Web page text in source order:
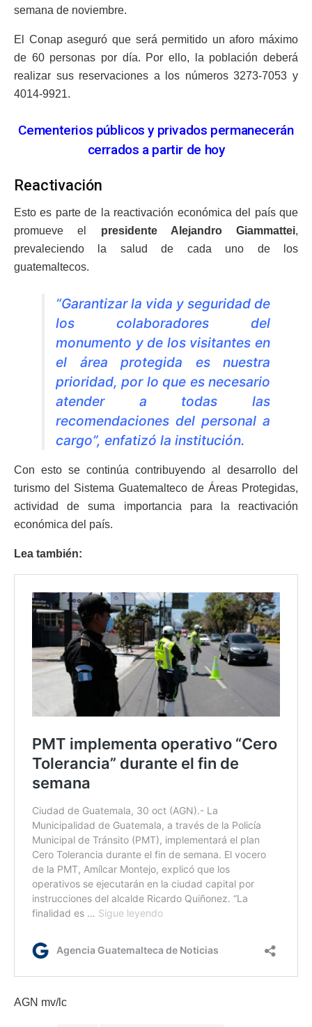
semana de noviembre.
El Conap aseguró que será permitido un aforo máximo
de 60 personas por día. Por ello, la población deberá
realizar sus reservaciones a los números 3273-7053 y
4014-9921.
Cementerios públicos y privados permanecerán
cerrados a partir de hoy
Reactivación
Esto es parte de la reactivación económica del país que
promueve el presidente Alejandro Giammattei,
prevaleciendo la salud de cada uno de los
guatemaltecos.
“Garantizar la vida y seguridad de
los colaboradores del
monumento y de los visitantes en
el área protegida es nuestra
prioridad, por lo que es necesario
atender a todas las
recomendaciones del personal a
cargo”, enfatizó la institución.
Con esto se continúa contribuyendo al desarrollo del
turismo del Sistema Guatemalteco de Áreas Protegidas,
actividad de suma importancia para la reactivación
económica del país.
Lea también:
AGN mv/lc